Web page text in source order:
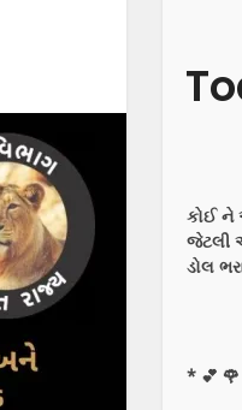
કોઈ ને
જેટલી
ડોલ
* 💕